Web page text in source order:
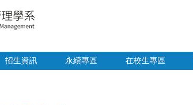
招生資訊 永續專區 在校生專區